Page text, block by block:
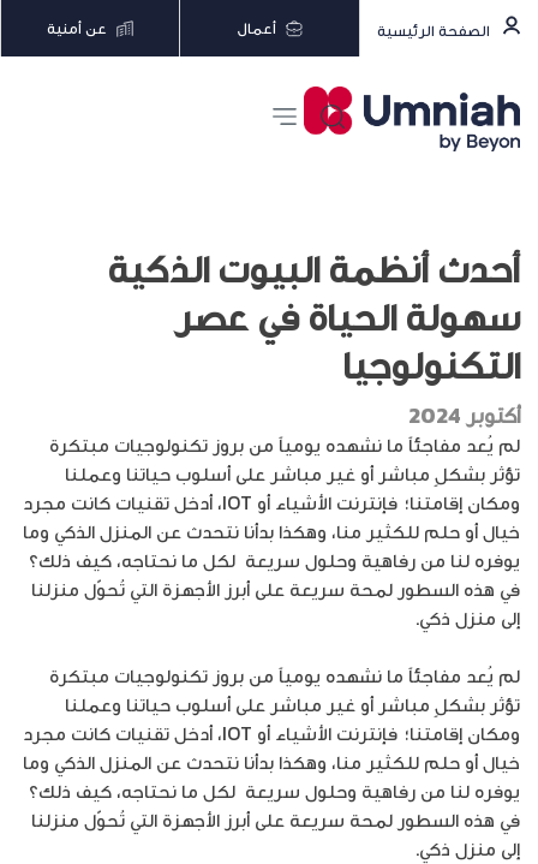
الصفحة الرئيسية أعمال عن أمنية
أحدث أنظمة البيوت الذكية
سهولة الحياة في عصر
التكنولوجيا
أكتوبر 2024
لم يُعد مفاجئاً ما نشهده يومياً من بروز تكنولوجيات مبتكرة
تؤثر بشكلٍ مباشر أو غير مباشر على أسلوب حياتنا وعملنا
ومكان إقامتنا؛ فإنترنت الأشياء أو IOT، أدخل تقنيات كانت مجرد
خيال أو حلم للكثير منا، وهكذا بدأنا نتحدث عن المنزل الذكي وما
يوفره لنا من رفاهية وحلول سريعة لكل ما نحتاجه، كيف ذلك؟
في هذه السطور لمحة سريعة على أبرز الأجهزة التي تُحوّل منزلنا
إلى منزل ذكي.
لم يُعد مفاجئاً ما نشهده يومياً من بروز تكنولوجيات مبتكرة
تؤثر بشكلٍ مباشر أو غير مباشر على أسلوب حياتنا وعملنا
ومكان إقامتنا؛ فإنترنت الأشياء أو IOT، أدخل تقنيات كانت مجرد
خيال أو حلم للكثير منا، وهكذا بدأنا نتحدث عن المنزل الذكي وما
يوفره لنا من رفاهية وحلول سريعة لكل ما نحتاجه، كيف ذلك؟
في هذه السطور لمحة سريعة على أبرز الأجهزة التي تُحوّل منزلنا
إلى منزل ذكي.